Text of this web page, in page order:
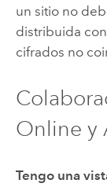
un sitio no
distribuida
cifrados no
Online y
Tengo una